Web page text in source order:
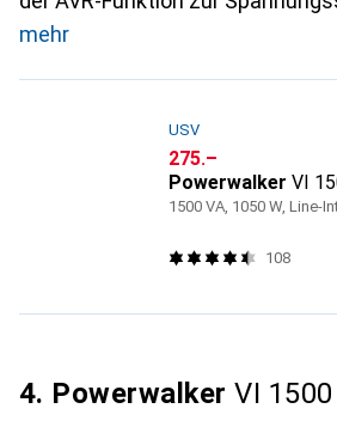
mehr
USV
CHF
275.–
Powerwalker VI
1500 VA, 1050 W, Line-
108
4. Powerwalker VI